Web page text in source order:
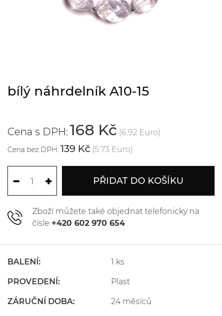
bílý náhrdelník A10-15
Cena s DPH: 168 Kč (6.92 Euro)
Cena bez DPH: 139 Kč (5.73 Euro)
PŘIDAT DO KOŠÍKU
Zboží můžete také objednat telefonicky na
čísle +420 602 970 654
BALENÍ: 1 ks
PROVEDENÍ: Plast
ZÁRUČNÍ DOBA: 24 měsíců